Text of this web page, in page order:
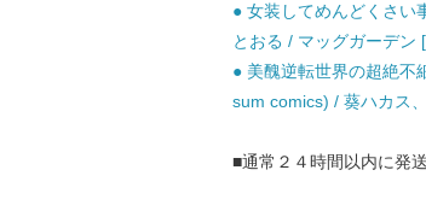
● 女装してめんどくさい
とおる / マッグガーデン
● 美醜逆転世界の超絶不
sum comics) / 葵ハカス
■通常２４時間以内に発